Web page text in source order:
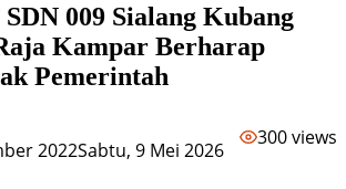
009 Sialang Kubang
Kampar Berharap
Pemerintah
2022Sabtu, 9 Mei 2026
300 views